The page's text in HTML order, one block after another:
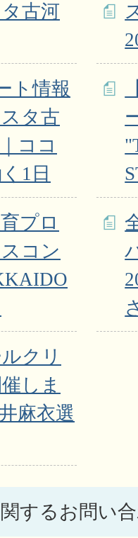
古河
ト情報
タ古
ココ
1日
プロ
コン
クリ
しま
麻衣選
するお問い